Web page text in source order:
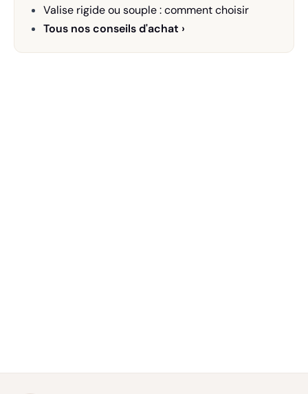
Valise rigide ou souple : comment choisir
Tous nos conseils d'achat ›